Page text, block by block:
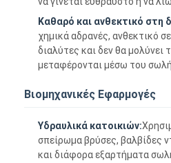
Σπίτι
Γύρος εργοστασίων
Καθαρό και ανθεκτικό στη
χημικά αδρανές, ανθεκτικό
διαλύτες και δεν θα μολύνει
μεταφέρονται μέσω του
Βιομηχανικές Εφαρμογές
Υδραυλικά κατοικιών:
σπείρωμα βρύσες, βαλβίδες
και διάφορα εξαρτήματα